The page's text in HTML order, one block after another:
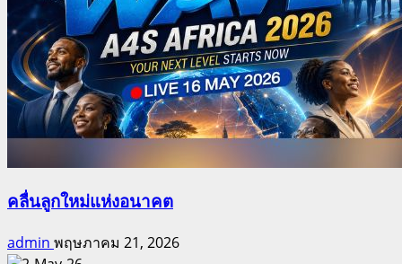
คลื่นลูกใหม่แห่งอนาคต
admin พฤษภาคม 21, 2026